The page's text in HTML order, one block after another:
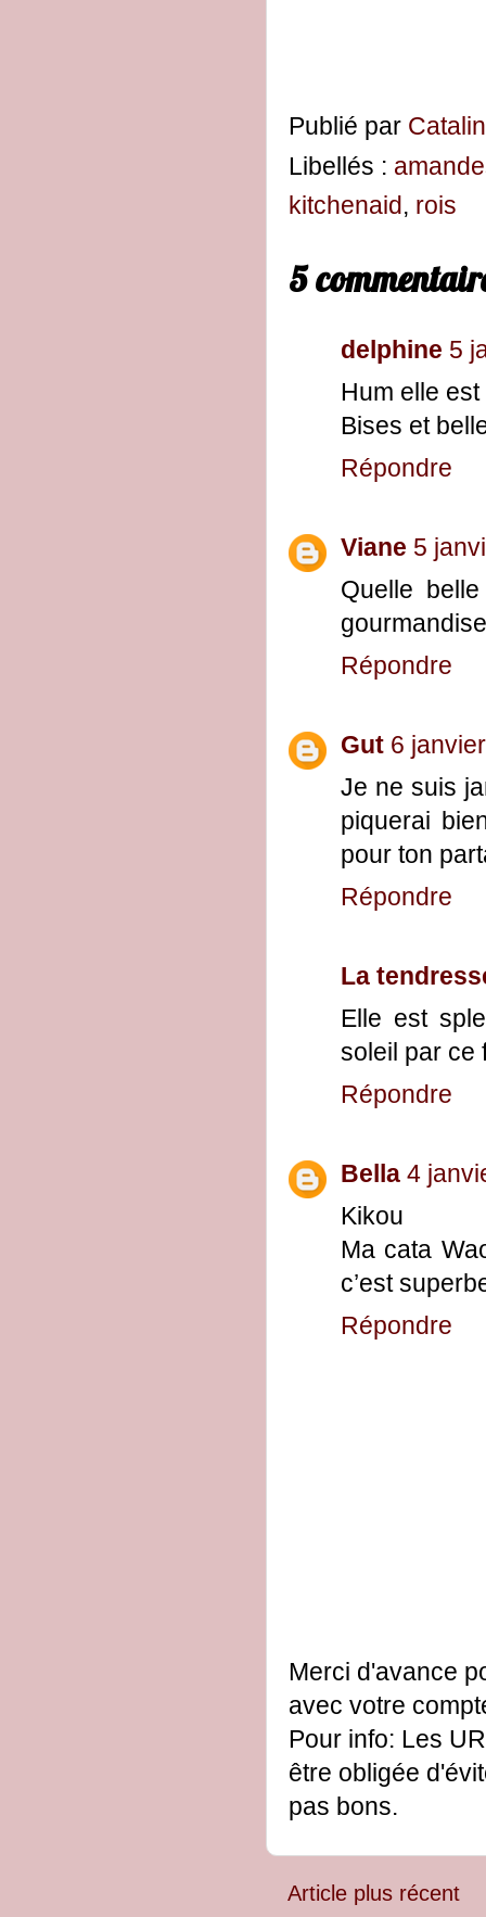
Publié par
Libellés :
kitchenaid, rois
5
delphine 5
Hum elle
Bises et
Répondre
Viane 5
Quelle
Répondre
Gut 6
Je ne suis
piquerai
pour ton
Répondre
La
Elle est
soleil par ce
Répondre
Bella 4
Kikou
Ma cata
c’est
Répondre
Merci d'avance
avec votre
Pour info: Les
être obligée
pas bons.
Article plus récent